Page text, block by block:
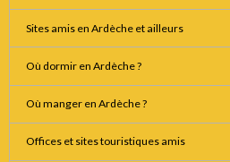
Sites amis en Ardèche et ailleurs
Où dormir en Ardèche ?
Où manger en Ardèche ?
Offices et sites touristiques amis